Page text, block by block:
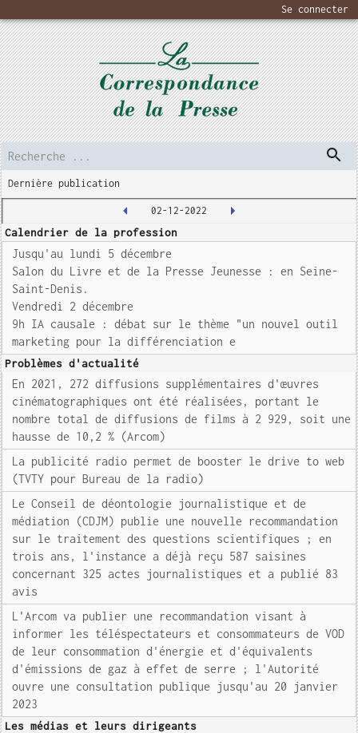
Se connecter
Dernière publication
02-12-2022
Calendrier de la profession
Jusqu'au lundi 5 décembre
Salon du Livre et de la Presse Jeunesse : en Seine-
Saint-Denis.
Vendredi 2 décembre
9h IA causale : débat sur le thème "un nouvel outil
marketing pour la différenciation e
Problèmes d'actualité
En 2021, 272 diffusions supplémentaires d'œuvres
cinématographiques ont été réalisées, portant le
nombre total de diffusions de films à 2 929, soit une
hausse de 10,2 % (Arcom)
La publicité radio permet de booster le drive to web
(TVTY pour Bureau de la radio)
Le Conseil de déontologie journalistique et de
médiation (CDJM) publie une nouvelle recommandation
sur le traitement des questions scientifiques ; en
trois ans, l'instance a déjà reçu 587 saisines
concernant 325 actes journalistiques et a publié 83
avis
L'Arcom va publier une recommandation visant à
informer les téléspectateurs et consommateurs de VOD
de leur consommation d'énergie et d'équivalents
d'émissions de gaz à effet de serre ; l'Autorité
ouvre une consultation publique jusqu'au 20 janvier
2023
Les médias et leurs dirigeants